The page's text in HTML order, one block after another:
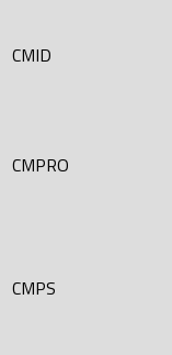
CMID
CMPRO
CMPS